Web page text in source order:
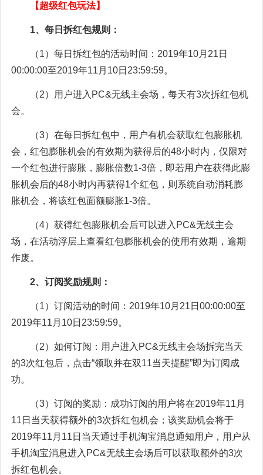
【超级红包玩法】
1、每日拆红包规则：
（1）每日拆红包的活动时间：2019年10月21日
00:00:00至2019年11月10日23:59:59。
（2）用户进入PC&无线主会场，每天有3次拆红包机
会。
（3）在每日拆红包中，用户有机会获取红包膨胀机
会，红包膨胀机会的有效期为获得后的48小时内，仅限对
一个红包进行膨胀，膨胀倍数1-3倍，即若用户在获得此膨
胀机会后的48小时内再获得1个红包，则系统自动消耗膨
胀机会，将该红包面额膨胀1-3倍。
（4）获得红包膨胀机会后可以进入PC&无线主会
场，在活动浮层上查看红包膨胀机会的使用有效期，逾期
作废。
2、订阅奖励规则：
（1）订阅活动的时间：2019年10月21日00:00:00至
2019年11月10日23:59:59。
（2）如何订阅：用户进入PC&无线主会场拆完当天
的3次红包后，点击“领取并在双11当天提醒”即为订阅成
功。
（3）订阅的奖励：成功订阅的用户将在2019年11月
11日当天获得额外的3次拆红包机会；该奖励机会将于
2019年11月11日当天通过手机淘宝消息通知用户，用户从
手机淘宝消息进入PC&无线主会场后可以获取额外的3次
拆红包机会。